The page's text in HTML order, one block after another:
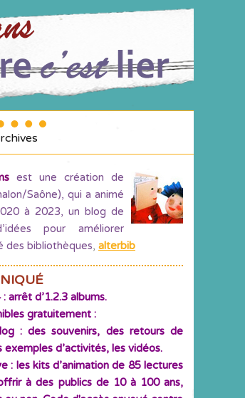
est une création de
Saône), qui a animé
à 2023, un blog de
pour améliorer
des bibliothèques, alterbib
arrêt d’1.2.3 albums.
gratuitement :
: des souvenirs, des retours de
exemples d’activités, les vidéos.
: les kits d’animation de 85 lectures
à des publics de 10 à 100 ans,